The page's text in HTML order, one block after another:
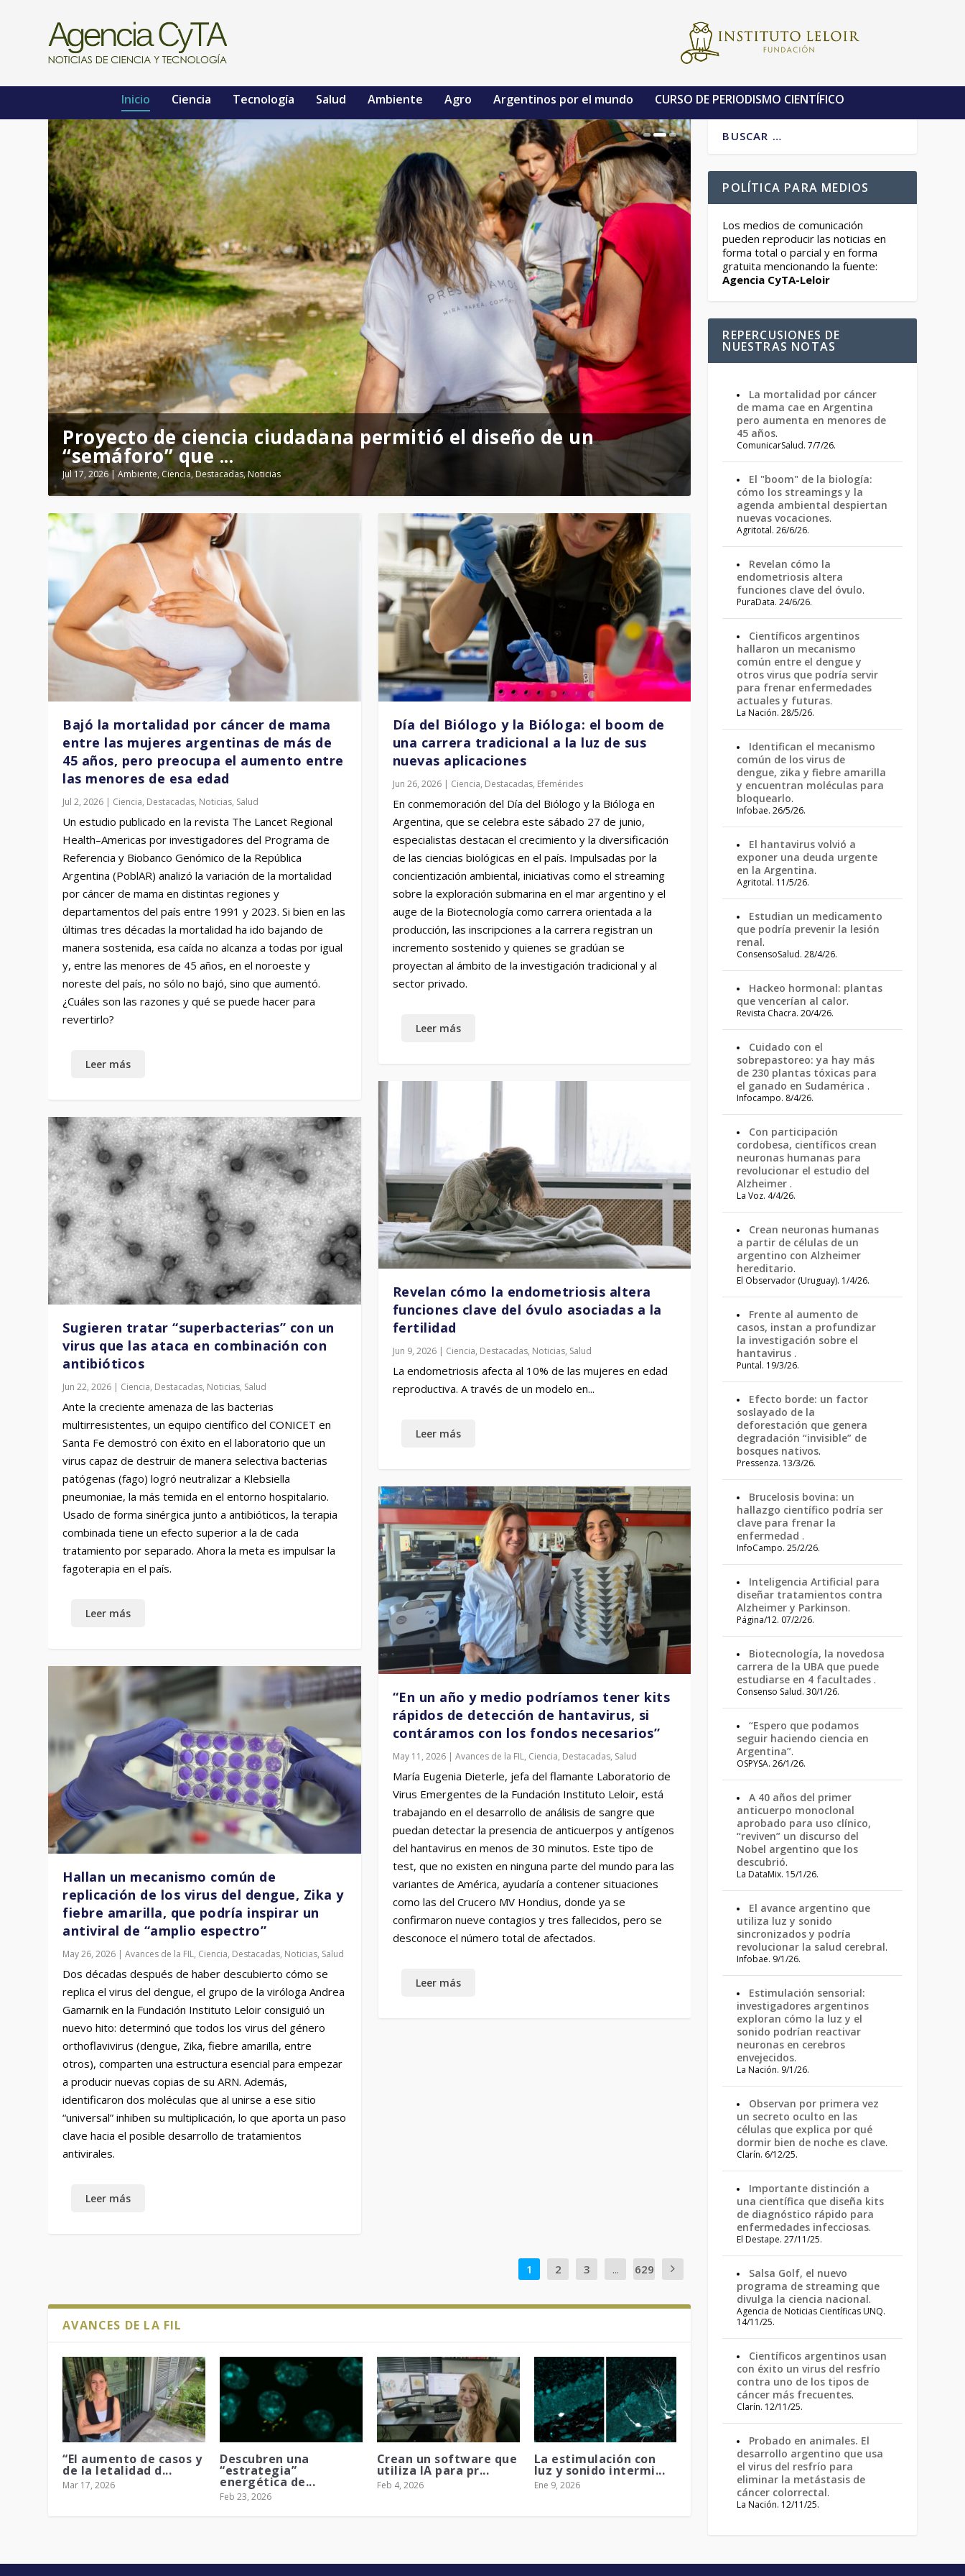
Inicio Ciencia Tecnología Salud Ambiente Agro Argentinos por el mundo CURSO DE PERIODISMO CIENTÍFICO
Mediante nanotecnología, un equipo científico argentino busca
transfor...
Jul 31, 2026|Ciencia,Destacadas,Noticias,Salud
Proyecto de ciencia ciudadana permitió el diseño de un
“semáforo” que ...
Jul 17, 2026|Ambiente,Ciencia,Destacadas,Noticias
Estudio genético demuestra cómo ciertas especies de hormigas
sudameric...
Jul 13, 2026| Agro Ambiente, Ciencia Destacadas Noticias
Bajó la mortalidad por cáncer de mama
entre las mujeres argentinas de más de
45 años, pero preocupa el aumento entre
las menores de esa edad
Jul 2, 2026 | Ciencia, Destacadas, Noticias, Salud
Un estudio publicado en la revista The Lancet Regional
Health–Americas por investigadores del Programa de
Referencia y Biobanco Genómico de la República
Argentina (PoblAR) analizó la variación de la mortalidad
por cáncer de mama en distintas regiones y
departamentos del país entre 1991 y 2023. Si bien en las
últimas tres décadas la mortalidad ha ido bajando de
manera sostenida, esa caída no alcanza a todas por igual
y, entre las menores de 45 años, en el noroeste y
noreste del país, no sólo no bajó, sino que aumentó.
¿Cuáles son las razones y qué se puede hacer para
revertirlo?
Sugieren tratar “superbacterias” con un
virus que las ataca en combinación con
antibióticos
Jun 22, 2026 | Ciencia, Destacadas, Noticias, Salud
Ante la creciente amenaza de las bacterias
multirresistentes, un equipo científico del CONICET en
Santa Fe demostró con éxito en el laboratorio que un
virus capaz de destruir de manera selectiva bacterias
patógenas (fago) logró neutralizar a Klebsiella
pneumoniae, la más temida en el entorno hospitalario.
Usado de forma sinérgica junto a antibióticos, la terapia
combinada tiene un efecto superior a la de cada
tratamiento por separado. Ahora la meta es impulsar la
fagoterapia en el país.
Hallan un mecanismo común de
replicación de los virus del dengue, Zika y
fiebre amarilla, que podría inspirar un
antiviral de “amplio espectro”
May 26, 2026 |Avances de la FIL, Ciencia, Destacadas, Noticias, Salud
Dos décadas después de haber descubierto cómo se
replica el virus del dengue, el grupo de la viróloga Andrea
Gamarnik en la Fundación Instituto Leloir consiguió un
nuevo hito: determinó que todos los virus del género
orthoflavivirus (dengue, Zika, fiebre amarilla, entre
otros), comparten una estructura esencial para empezar
a producir nuevas copias de su ARN. Además,
identificaron dos moléculas que al unirse a ese sitio
“universal” inhiben su multiplicación, lo que aporta un paso
clave hacia el posible desarrollo de tratamientos
antivirales.
Día del Biólogo y la Bióloga: el boom de
una carrera tradicional a la luz de sus
nuevas aplicaciones
Jun 26, 2026| Ciencia, Destacadas, Efemérides
En conmemoración del Día del Biólogo y la Bióloga en
Argentina, que se celebra este sábado 27 de junio,
especialistas destacan el crecimiento y la diversificación
de las ciencias biológicas en el país. Impulsadas por la
concientización ambiental, iniciativas como el streaming
sobre la exploración submarina en el mar argentino y el
auge de la Biotecnología como carrera orientada a la
producción, las inscripciones a la carrera registran un
incremento sostenido y quienes se gradúan se
proyectan al ámbito de la investigación tradicional y al
sector privado.
Revelan cómo la endometriosis altera
funciones clave del óvulo asociadas a la
fertilidad
Jun 9, 2026| Ciencia, Destacadas, Noticias, Salud
La endometriosis afecta al 10% de las mujeres en edad
reproductiva. A través de un modelo en...
“En un año y medio podríamos tener kits
rápidos de detección de hantavirus, si
contáramos con los fondos necesarios”
May 11, 2026| Avances de la FIL, Ciencia, Destacadas, Salud
María Eugenia Dieterle, jefa del flamante Laboratorio de
Virus Emergentes de la Fundación Instituto Leloir, está
trabajando en el desarrollo de análisis de sangre que
puedan detectar la presencia de anticuerpos y antígenos
del hantavirus en menos de 30 minutos. Este tipo de
test, que no existen en ninguna parte del mundo para las
variantes de América, ayudaría a contener situaciones
como las del Crucero MV Hondius, donde ya se
confirmaron nueve contagios y tres fallecidos, pero se
desconoce el número total de afectados.
1 2 3 ... 629
AVANCES DE LA FIL
“El aumento de casos y
de la letalidad d...
Mar 17, 2026
Descubren una
“estrategia”
energética de...
Feb 23, 2026
Crean un software que
utiliza IA para pr...
Feb 4, 2026
La estimulación con
luz y sonido intermi...
Ene 9, 2026
POLÍTICA PARA MEDIOS
Los medios de comunicación
pueden reproducir las noticias en
forma total o parcial y en forma
gratuita mencionando la fuente:
Agencia CyTA-Leloir
REPERCUSIONES DE
NUESTRAS NOTAS
La mortalidad por cáncer
de mama cae en Argentina
pero aumenta en menores de
45 años.
ComunicarSalud. 7/7/26.
El "boom" de la biología:
cómo los streamings y la
agenda ambiental despiertan
nuevas vocaciones.
Agritotal. 26/6/26.
Revelan cómo la
endometriosis altera
funciones clave del óvulo.
PuraData. 24/6/26.
Científicos argentinos
hallaron un mecanismo
común entre el dengue y
otros virus que podría servir
para frenar enfermedades
actuales y futuras.
La Nación. 28/5/26.
Identifican el mecanismo
común de los virus de
dengue, zika y fiebre amarilla
y encuentran moléculas para
bloquearlo.
Infobae. 26/5/26.
El hantavirus volvió a
exponer una deuda urgente
en la Argentina.
Agritotal. 11/5/26.
Estudian un medicamento
que podría prevenir la lesión
renal.
ConsensoSalud. 28/4/26.
Hackeo hormonal: plantas
que vencerían al calor.
Revista Chacra. 20/4/26.
Cuidado con el
sobrepastoreo: ya hay más
de 230 plantas tóxicas para
el ganado en Sudamérica .
Infocampo. 8/4/26.
Con participación
cordobesa, científicos crean
neuronas humanas para
revolucionar el estudio del
Alzheimer .
La Voz. 4/4/26.
Crean neuronas humanas
a partir de células de un
argentino con Alzheimer
hereditario.
El Observador (Uruguay). 1/4/26.
Frente al aumento de
casos, instan a profundizar
la investigación sobre el
hantavirus .
Puntal. 19/3/26.
Efecto borde: un factor
soslayado de la
deforestación que genera
degradación “invisible” de
bosques nativos.
Pressenza. 13/3/26.
Brucelosis bovina: un
hallazgo científico podría ser
clave para frenar la
enfermedad .
InfoCampo. 25/2/26.
Inteligencia Artificial para
diseñar tratamientos contra
Alzheimer y Parkinson.
Página/12. 07/2/26.
Biotecnología, la novedosa
carrera de la UBA que puede
estudiarse en 4 facultades .
Consenso Salud. 30/1/26.
“Espero que podamos
seguir haciendo ciencia en
Argentina”.
OSPYSA. 26/1/26.
A 40 años del primer
anticuerpo monoclonal
aprobado para uso clínico,
“reviven” un discurso del
Nobel argentino que los
descubrió.
La DataMix. 15/1/26.
El avance argentino que
utiliza luz y sonido
sincronizados y podría
revolucionar la salud cerebral.
Infobae. 9/1/26.
Estimulación sensorial:
investigadores argentinos
exploran cómo la luz y el
sonido podrían reactivar
neuronas en cerebros
envejecidos.
La Nación. 9/1/26.
Observan por primera vez
un secreto oculto en las
células que explica por qué
dormir bien de noche es clave.
Clarín. 6/12/25.
Importante distinción a
una científica que diseña kits
de diagnóstico rápido para
enfermedades infecciosas.
El Destape. 27/11/25.
Salsa Golf, el nuevo
programa de streaming que
divulga la ciencia nacional.
Agencia de Noticias Científicas UNQ.
14/11/25.
Científicos argentinos usan
con éxito un virus del resfrío
contra uno de los tipos de
cáncer más frecuentes.
Clarín. 12/11/25.
Probado en animales. El
desarrollo argentino que usa
el virus del resfrío para
eliminar la metástasis de
cáncer colorrectal.
La Nación. 12/11/25.